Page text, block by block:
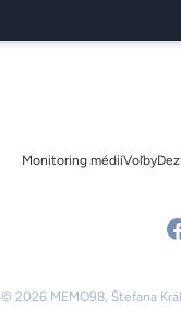
Monitoring médiíVoľby
© 2026 MEMO98, Štefana